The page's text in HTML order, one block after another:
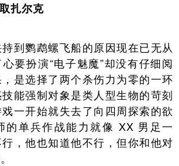
扎尔克
到鹦鹉螺飞船的原因现在已无从
要扮演“电子魅魔”却没有仔细阅
是选择了两个杀伤力为零的一环
能强制对象是类人型生物的苛刻
一开始就失去了向四周探索的欲
的单兵作战能力就像 XX 男足一
，他也知道他不行，但你和他对